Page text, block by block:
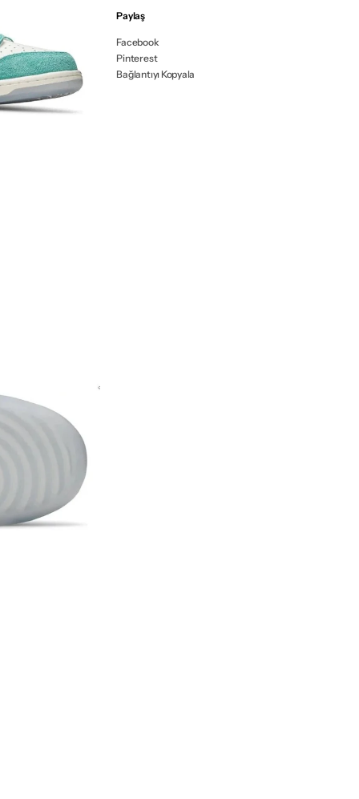
Paylaş
Facebook
Pinterest
Bağlantıyı Kopyala